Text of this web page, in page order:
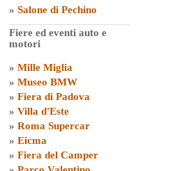
» Salone di Pechino
Fiere ed eventi auto e
motori
» Mille Miglia
» Museo BMW
» Fiera di Padova
» Villa d'Este
» Roma Supercar
» Eicma
» Fiera del Camper